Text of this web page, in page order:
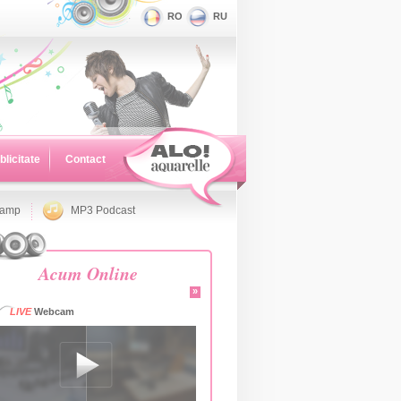
RO RU
Contact
MP3 Podcast
Acum Online
»
LIVEWebcam